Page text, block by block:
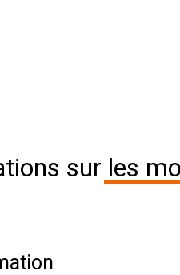
sur les